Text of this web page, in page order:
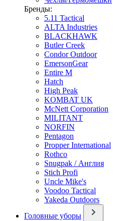
Бренды:
5.11 Tactical
ALTA Industries
BLACKHAWK
Butler Creek
Condor Outdoor
EmersonGear
Entire M
Hatch
High Peak
KOMBAT UK
McNett Corporation
MILITANT
NORFIN
Pentagon
Propper International
Rothco
Snugpak / Англия
Stich Profi
Uncle Mike's
Voodoo Tactical
Yakeda Outdoors
Головные уборы